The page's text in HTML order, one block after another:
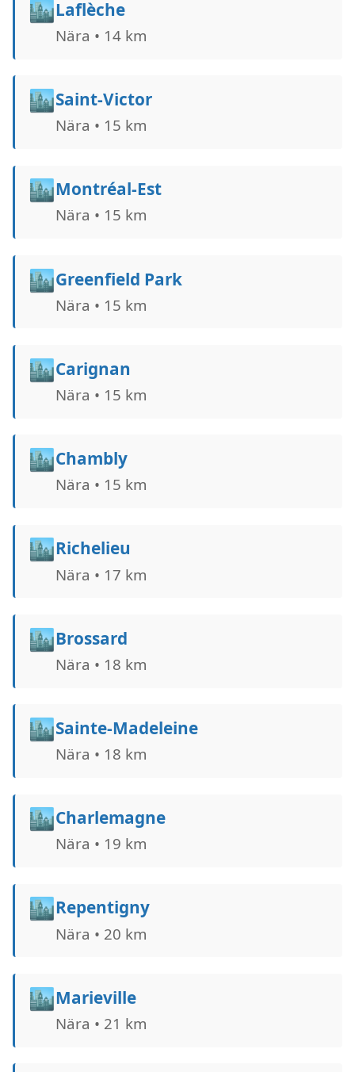
🏙️Laflèche
Nära • 14 km
🏙️Saint-Victor
Nära • 15 km
🏙️Montréal-Est
Nära • 15 km
🏙️Greenfield Park
Nära • 15 km
🏙️Carignan
Nära • 15 km
🏙️Chambly
Nära • 15 km
🏙️Richelieu
Nära • 17 km
🏙️Brossard
Nära • 18 km
🏙️Sainte-Madeleine
Nära • 18 km
🏙️Charlemagne
Nära • 19 km
🏙️Repentigny
Nära • 20 km
🏙️Marieville
Nära • 21 km